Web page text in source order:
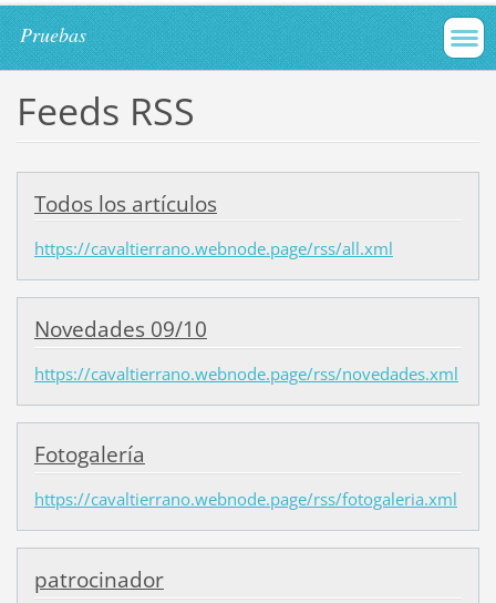
Pruebas
Feeds RSS
Todos los artículos
https://cavaltierrano.webnode.page/rss/all.xml
Novedades 09/10
https://cavaltierrano.webnode.page/rss/novedades.xml
Fotogalería
https://cavaltierrano.webnode.page/rss/fotogaleria.xml
patrocinador